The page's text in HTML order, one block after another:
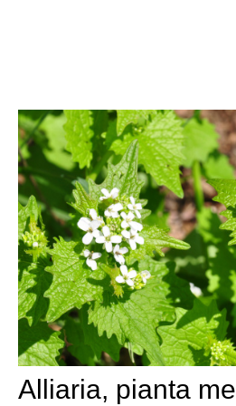
Alliaria, pianta